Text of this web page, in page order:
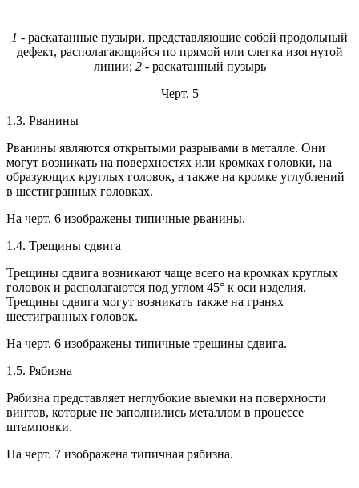
1 - раскатанные пузыри, представляющие собой продольный
дефект, располагающийся по прямой или слегка изогнутой
линии; 2- раскатанный пузырь
Черт. 5
1.3. Рванины
Рванины являются открытыми разрывами в металле. Они
могут возникать на поверхностях или кромках головки, на
образующих круглых головок, а также на кромке углублений
в шестигранных головках.
На черт. 6 изображены типичные рванины.
1.4. Трещины сдвига
Трещины сдвига возникают чаще всего на кромках круглых
головок и располагаются под углом 45° к оси изделия.
Трещины сдвига могут возникать также на гранях
шестигранных головок.
На черт. 6 изображены типичные трещины сдвига.
1.5. Рябизна
Рябизна представляет неглубокие выемки на поверхности
винтов, которые не заполнились металлом в процессе
штамповки.
На черт. 7 изображена типичная рябизна.